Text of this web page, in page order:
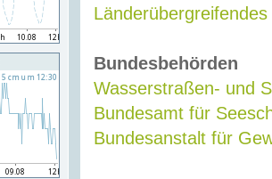
Bundesbehörden
Wasserstraßen- und
Bundesamt für
Bundesanstalt für